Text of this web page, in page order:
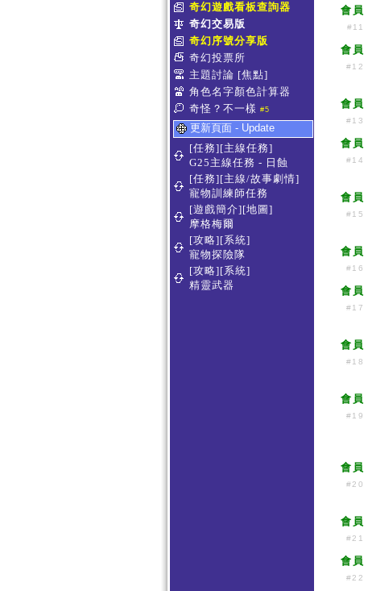
奇幻遊戲看板查詢器
奇幻交易版
奇幻序號分享版
奇幻投票所
主題討論 [焦點]
角色名字顏色計算器
奇怪？不一樣 #5
更新頁面 - Update
[任務][主線任務]
G25主線任務 - 日蝕
[任務][主線/故事劇情]
寵物訓練師任務
[遊戲簡介][地圖]
摩格梅爾
[攻略][系統]
寵物探險隊
[攻略][系統]
精靈武器
會員
#11
會員
#12
會員
#13
會員
#14
會員
#15
會員
#16
會員
#17
會員
#18
會員
#19
會員
#20
會員
#21
會員
#22